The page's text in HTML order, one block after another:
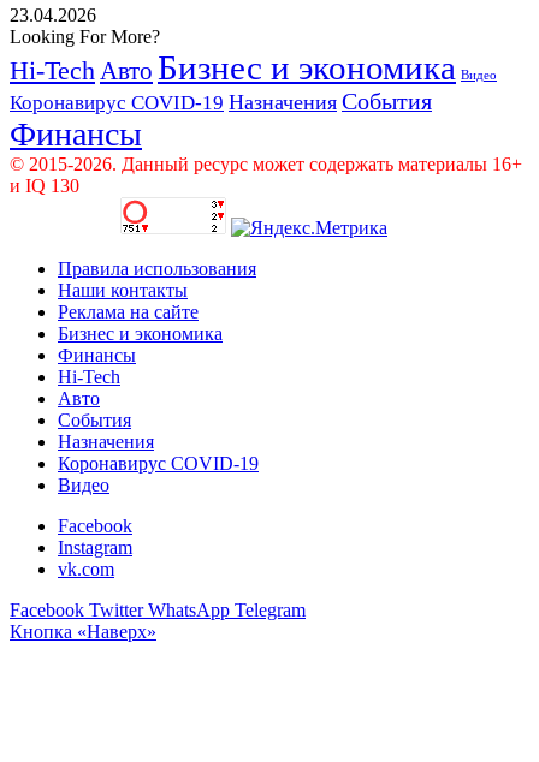
23.04.2026
Looking For More?
Hi-Tech Авто Бизнес и экономика Видео
Коронавирус COVID-19 Назначения События
Финансы
© 2015-2026. Данный ресурс может содержать материалы 16+
и IQ 130
Правила использования
Наши контакты
Реклама на сайте
Бизнес и экономика
Финансы
Hi-Tech
Авто
События
Назначения
Коронавирус COVID-19
Видео
Facebook
Instagram
vk.com
Facebook Twitter WhatsApp Telegram
Кнопка «Наверх»